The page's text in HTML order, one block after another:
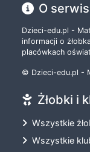
O
Dzieci-edu.pl -
informacji o
placówkach
© Dzieci-edu.pl -
Żłobki i
Wszystkie
Wszystkie